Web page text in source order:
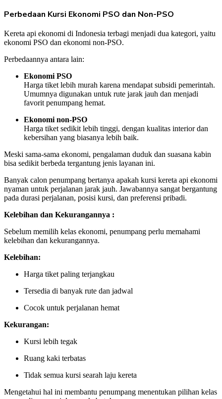
Perbedaan Kursi Ekonomi PSO dan Non-PSO
Kereta api ekonomi di Indonesia terbagi menjadi dua kategori, yaitu
ekonomi PSO dan ekonomi non-PSO.
Perbedaannya antara lain:
Ekonomi PSO
Harga tiket lebih murah karena mendapat subsidi pemerintah.
Umumnya digunakan untuk rute jarak jauh dan menjadi
favorit penumpang hemat.
Ekonomi non-PSO
Harga tiket sedikit lebih tinggi, dengan kualitas interior dan
kebersihan yang biasanya lebih baik.
Meski sama-sama ekonomi, pengalaman duduk dan suasana kabin
bisa sedikit berbeda tergantung jenis layanan ini.
Banyak calon penumpang bertanya apakah kursi kereta api ekonomi
nyaman untuk perjalanan jarak jauh. Jawabannya sangat bergantung
pada durasi perjalanan, posisi kursi, dan preferensi pribadi.
Kelebihan dan Kekurangannya :
Sebelum memilih kelas ekonomi, penumpang perlu memahami
kelebihan dan kekurangannya.
Kelebihan:
Harga tiket paling terjangkau
Tersedia di banyak rute dan jadwal
Cocok untuk perjalanan hemat
Kekurangan:
Kursi lebih tegak
Ruang kaki terbatas
Tidak semua kursi searah laju kereta
Mengetahui hal ini membantu penumpang menentukan pilihan kelas